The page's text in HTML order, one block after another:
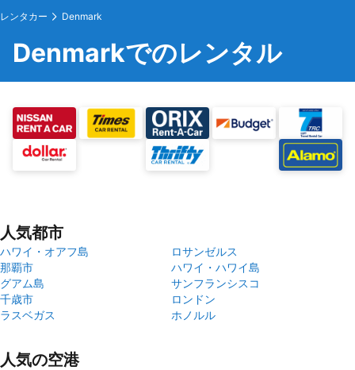
レンタカー Denmark
Denmarkでのレンタル
人気都市
ハワイ・オアフ島
ロサンゼルス
那覇市
ハワイ・ハワイ島
グアム島
サンフランシスコ
千歳市
ロンドン
ラスベガス
ホノルル
人気の空港